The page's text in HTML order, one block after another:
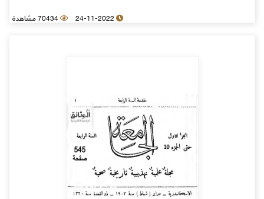
24-11-2022 70434 مشاهدة